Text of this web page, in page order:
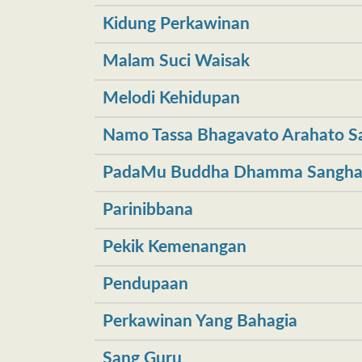
Kidung Perkawinan
Malam Suci Waisak
Melodi Kehidupan
Namo Tassa Bhagavato Arahato
PadaMu Buddha Dhamma Sangha
Parinibbana
Pekik Kemenangan
Pendupaan
Perkawinan Yang Bahagia
Sang Guru